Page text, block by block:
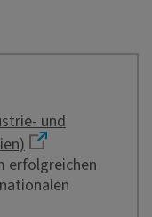
und
erfolgreichen